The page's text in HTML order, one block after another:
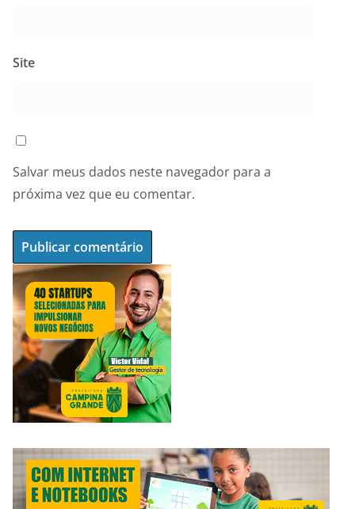
Site
Salvar meus dados neste navegador para a
próxima vez que eu comentar.